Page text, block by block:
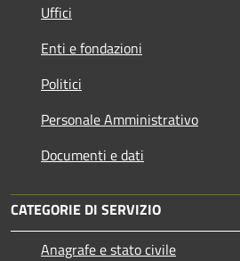
Uffici
Enti e fondazioni
Politici
Personale Amministrativo
Documenti e dati
CATEGORIE DI SERVIZIO
Anagrafe e stato civile